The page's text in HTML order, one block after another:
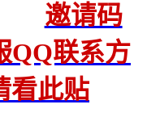
邀请码
QQ联系方
看此贴